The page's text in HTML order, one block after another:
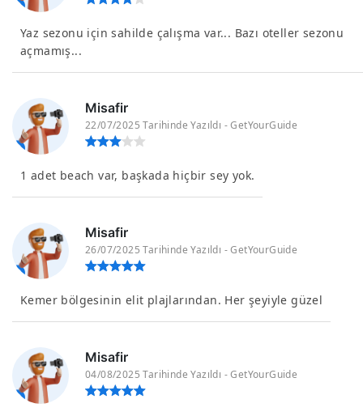
Yaz sezonu için sahilde çalışma var... Bazı oteller sezonu
açmamış...
Misafir
22/07/2025 Tarihinde Yazıldı - GetYourGuide
1 adet beach var, başkada hiçbir sey yok.
Misafir
26/07/2025 Tarihinde Yazıldı - GetYourGuide
Kemer bölgesinin elit plajlarından. Her şeyiyle güzel
Misafir
04/08/2025 Tarihinde Yazıldı - GetYourGuide